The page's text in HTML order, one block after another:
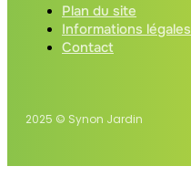
Plan du site
Informations légales
Contact
2025 © Synon Jardin